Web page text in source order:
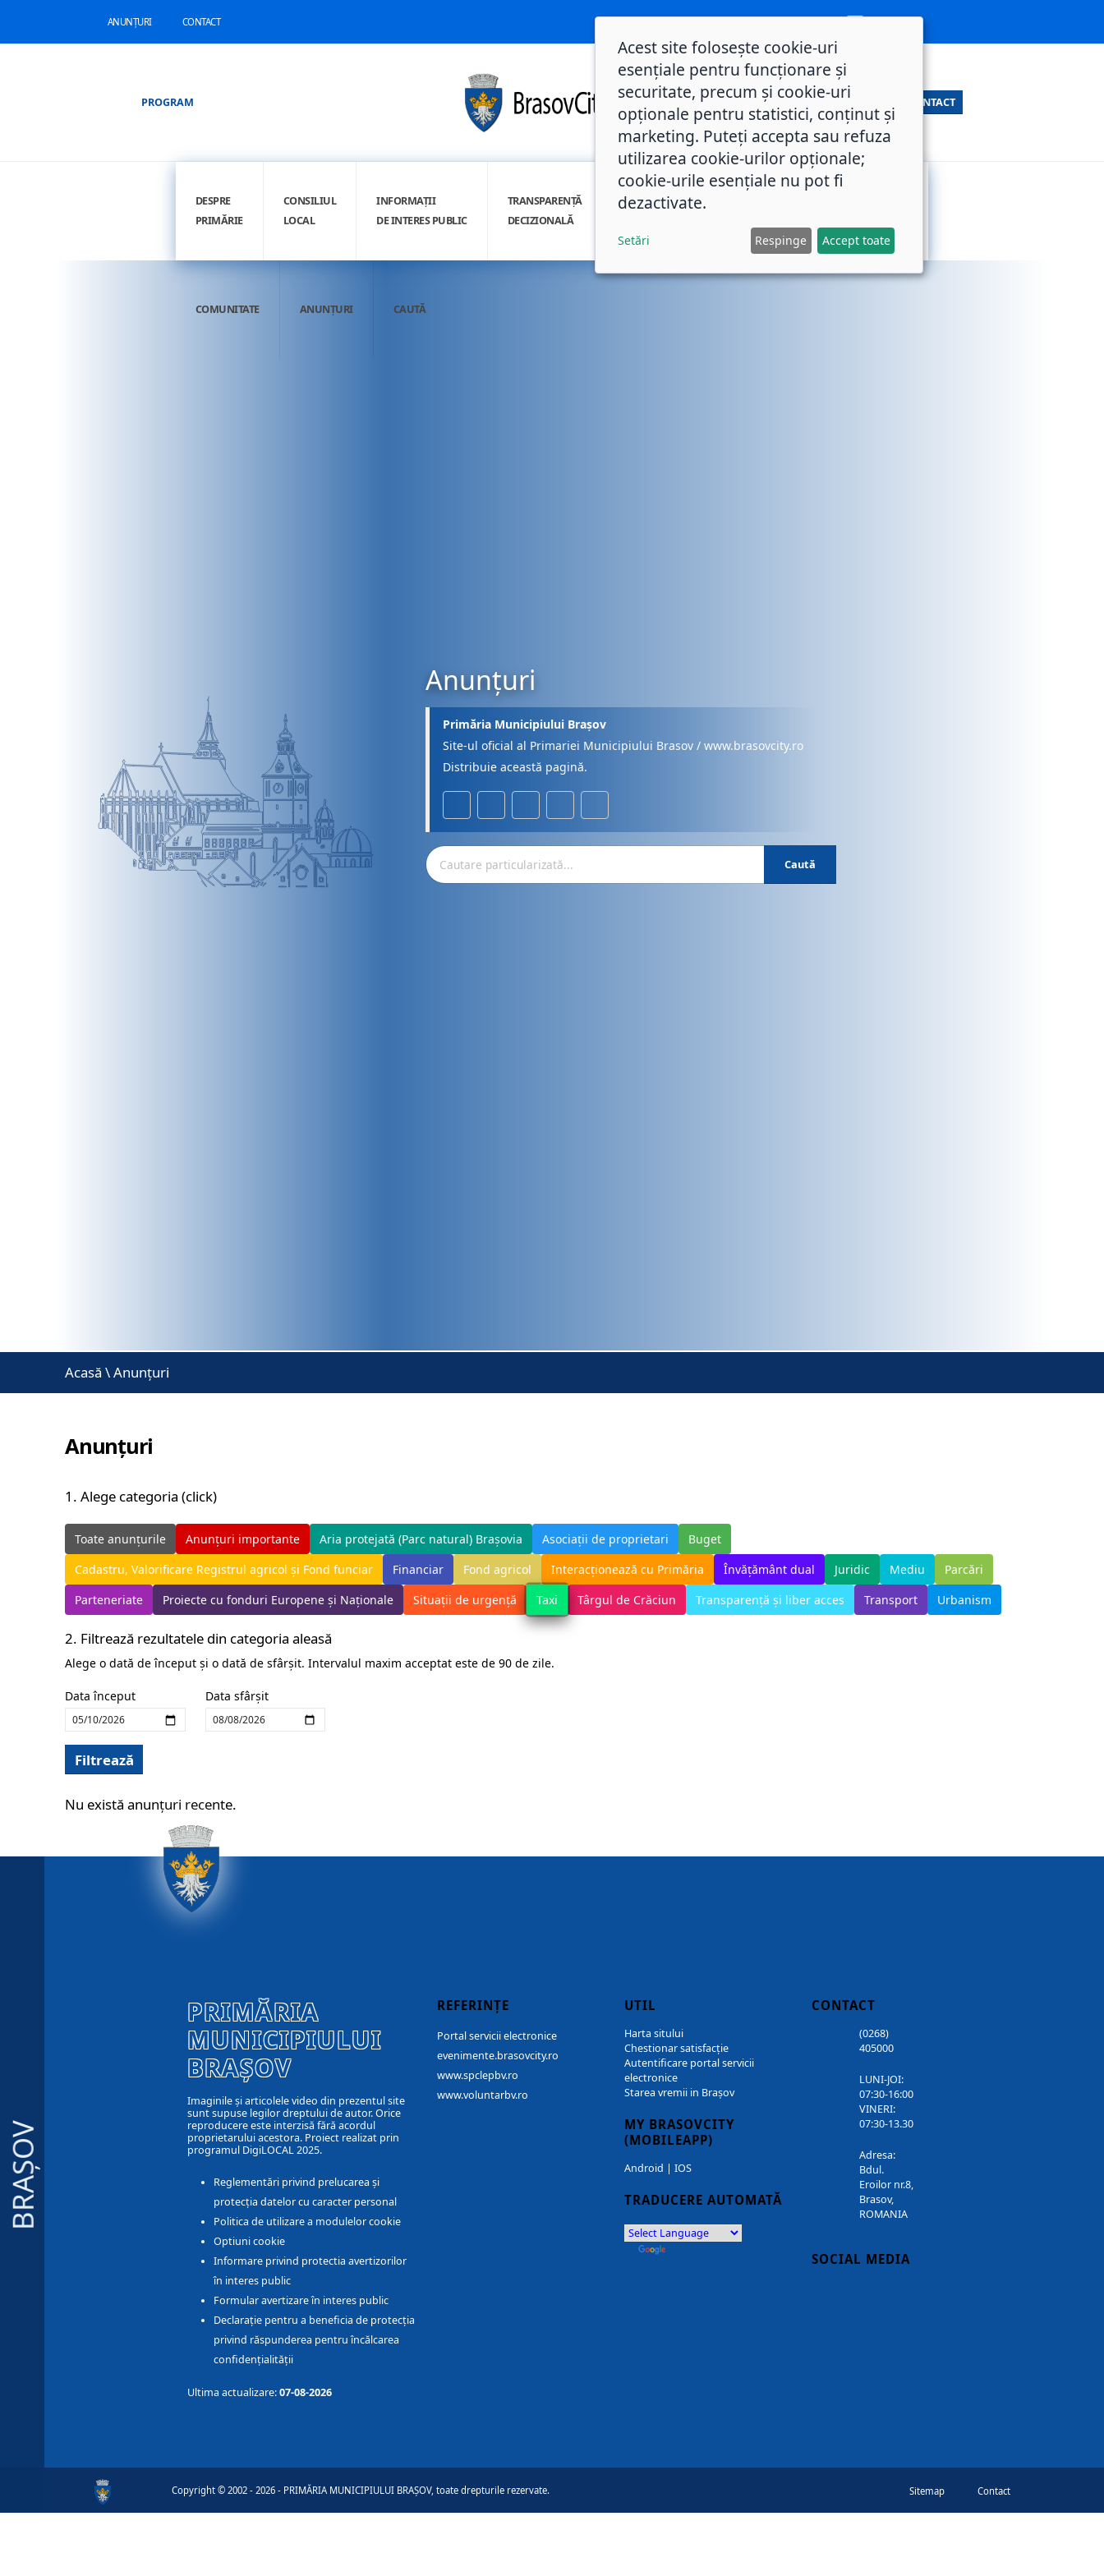
ANUNȚURI CONTACT
PROGRAM CONTACT
DESPRE
PRIMĂRIE
CONSILIUL
LOCAL
INFORMAȚII
DE INTERES PUBLIC
TRANSPARENȚĂ
DECIZIONALĂ
INTEGRITATE
COMUNITATE ANUNȚURI CAUTĂ
Anunțuri
Primăria Municipiului Brașov
Site-ul oficial al Primariei Municipiului Brasov / www.brasovcity.ro
Distribuie această pagină.
Caută
Acasă \Anunțuri
Anunțuri
1. Alege categoria (click)
Toate anunțurile Anunțuri importante Aria protejată (Parc natural) Brașovia Asociații de proprietari
Buget
Cadastru, Valorificare Registrul agricol și Fond funciar
Financiar Fond agricol Interacționează cu Primăria Învățământ dual Juridic Mediu
Parcări
Parteneriate
Proiecte cu fonduri Europene și Naționale Situații de urgență Taxi Târgul de Crăciun Transparență și liber acces Transport Urbanism
2. Filtrează rezultatele din categoria aleasă
Alege o dată de început și o dată de sfârșit. Intervalul maxim acceptat este de 90 de zile.
Data început Data sfârșit
Filtrează
Nu există anunțuri recente.
BRAȘOV
PRIMĂRIA
MUNICIPIULUI
BRAȘOV
Imaginile și articolele video din prezentul site
sunt supuse legilor dreptului de autor. Orice
reproducere este interzisă fără acordul
proprietarului acestora. Proiect realizat prin
programul DigiLOCAL 2025.
Reglementări privind prelucarea și
protecția datelor cu caracter personal
Politica de utilizare a modulelor cookie
Optiuni cookie
Informare privind protectia avertizorilor
în interes public
Formular avertizare în interes public
Declarație pentru a beneficia de protecția
privind răspunderea pentru încălcarea
confidențialității
Ultima actualizare:07-08-2026
REFERINȚE
Portal servicii electronice
evenimente.brasovcity.ro
www.spclepbv.ro
www.voluntarbv.ro
UTIL
Harta sitului
Chestionar satisfacție
Autentificare portal servicii
electronice
Starea vremii in Brașov
MY BRASOVCITY
(MOBILEAPP)
Android | IOS
TRADUCERE AUTOMATĂ
CONTACT
(0268)
405000
LUNI-JOI:
07:30-16:00
VINERI:
07:30-13.30
Adresa:
Bdul.
Eroilor nr.8,
Brasov,
ROMANIA
SOCIAL MEDIA
Copyright © 2002 - 2026 - PRIMĂRIA MUNICIPIULUI BRAȘOV, toate drepturile rezervate. Sitemap Contact
Acest site folosește cookie-uri
esențiale pentru funcționare și
securitate, precum și cookie-uri
opționale pentru statistici, conținut și
marketing. Puteți accepta sau refuza
utilizarea cookie-urilor opționale;
cookie-urile esențiale nu pot fi
dezactivate.
Setări Respinge Accept toate